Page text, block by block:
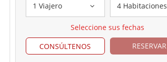
1 Viajero 4 Habitaciones
Seleccione sus fechas
CONSÚLTENOS
RESERVAR